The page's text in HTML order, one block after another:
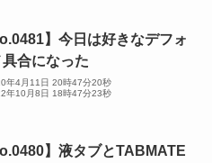
】今日は好きなデフォ
具合になった
年4月11日 20時47分20秒
年10月8日 18時47分23秒
】液タブとTABMATE